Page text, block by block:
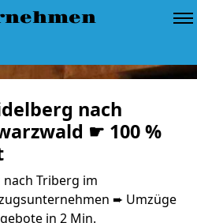
nach
☛ 100 %
Triberg im
➨ Umzüge
in 2 Min.